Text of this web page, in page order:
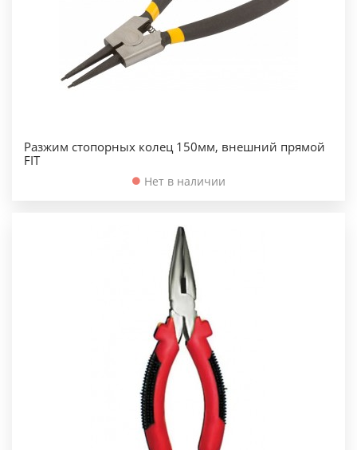
Разжим стопорных колец 150мм, внешний прямой
FIT
Нет в наличии